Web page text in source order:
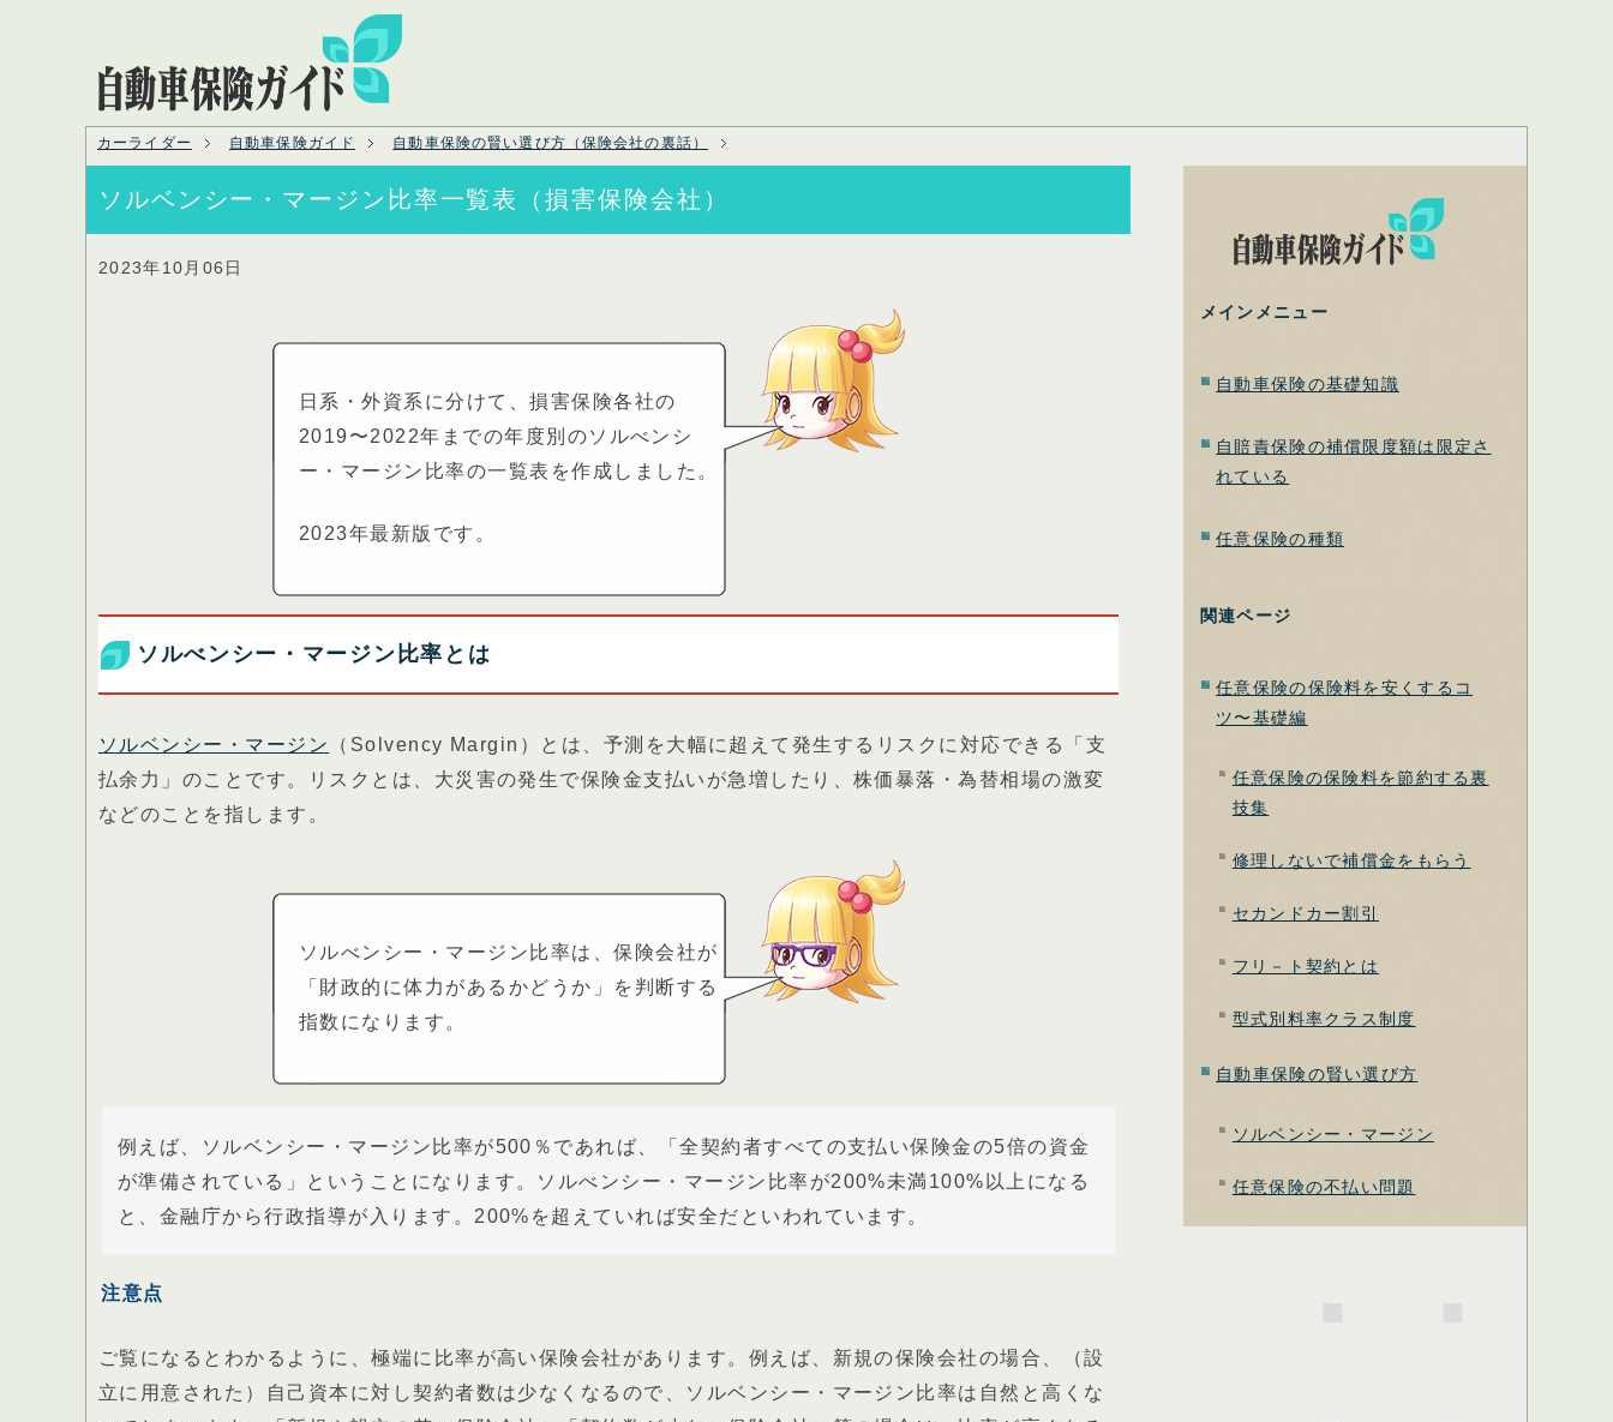
カーライダー 自動車保険ガイド 自動車保険の賢い選び方（保険会社の裏話）
ソルベンシー・マージン比率一覧表（損害保険会社）
2023年10月06日
日系・外資系に分けて、損害保険各社の
2019〜2022年までの年度別のソルべンシ
ー・マージン比率の一覧表を作成しました。
2023年最新版です。
ソルべンシー・マージン比率とは
ソルベンシー・マージン
（Solvency Margin）とは、予測を大幅に超えて発生するリスクに対応できる「支
払余力」のことです。リスクとは、大災害の発生で保険金支払いが急増したり、株価暴落・為替相場の激変
などのことを指します。
ソルべンシー・マージン比率は、保険会社が
「財政的に体力があるかどうか」を判断する
指数になります。
例えば、ソルベンシー・マージン比率が500％であれば、「全契約者すべての支払い保険金の5倍の資金
が準備されている」ということになります。ソルべンシー・マージン比率が200%未満100%以上になる
と、金融庁から行政指導が入ります。200%を超えていれば安全だといわれています。
注意点
ご覧になるとわかるように、極端に比率が高い保険会社があります。例えば、新規の保険会社の場合、（設
立に用意された）自己資本に対し契約者数は少なくなるので、ソルベンシー・マージン比率は自然と高くな
メインメニュー
自動車保険の基礎知識
自賠責保険の補償限度額は限定さ
れている
任意保険の種類
関連ページ
任意保険の保険料を安くするコ
ツ〜基礎編
任意保険の保険料を節約する裏
技集
修理しないで補償金をもらう
セカンドカー割引
フリ－ト契約とは
型式別料率クラス制度
自動車保険の賢い選び方
ソルベンシー・マージン
任意保険の不払い問題